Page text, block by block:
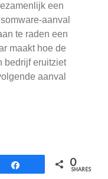
een
aanval
te raden een
maakt hoe de
bedrijf eruitziet
aanval
0
SHARES